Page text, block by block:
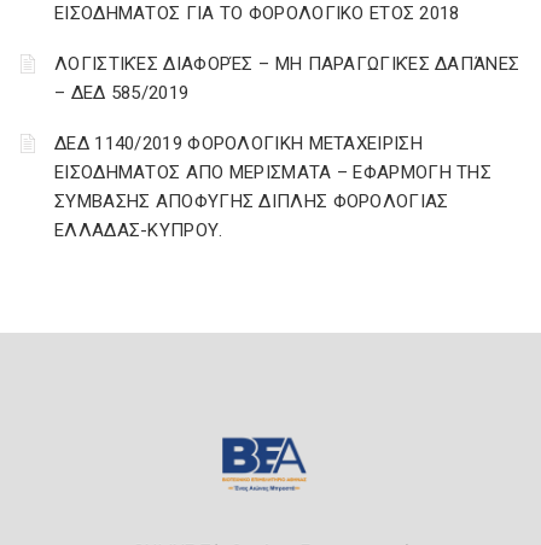
ΕΙΣΟΔΗΜΑΤΟΣ ΓΙΑ ΤΟ ΦΟΡΟΛΟΓΙΚΟ ΕΤΟΣ 2018
ΛΟΓΙΣΤΙΚΈΣ ΔΙΑΦΟΡΈΣ – ΜΗ ΠΑΡΑΓΩΓΙΚΈΣ ΔΑΠΆΝΕΣ
– ΔΕΔ 585/2019
ΔΕΔ 1140/2019 ΦΟΡΟΛΟΓΙΚΗ ΜΕΤΑΧΕΙΡΙΣΗ
ΕΙΣΟΔΗΜΑΤΟΣ ΑΠΟ ΜΕΡΙΣΜΑΤΑ – ΕΦΑΡΜΟΓΗ ΤΗΣ
ΣΥΜΒΑΣΗΣ ΑΠΟΦΥΓΗΣ ΔΙΠΛΗΣ ΦΟΡΟΛΟΓΙΑΣ
ΕΛΛΑΔΑΣ-ΚΥΠΡΟΥ.